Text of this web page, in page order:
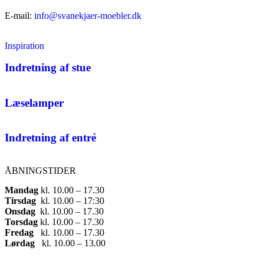
E-mail: info@svanekjaer-moebler.dk
Inspiration
Indretning af stue
Læselamper
Indretning af entré
ÅBNINGSTIDER
Mandag ​ kl. 10.00 – 17.30​
Tirsdag ​ kl. 10.00 – 17:30​
Onsdag ​ kl. 10.00 – 17.30​
Torsdag ​ kl. 10.00 – 17.30​
Fredag ​ kl. 10.00 – 17.30​
Lørdag ​ kl. 10.00 – 13.00